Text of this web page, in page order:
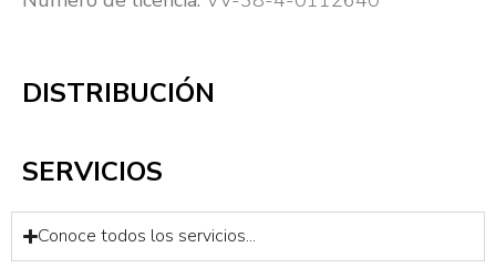
DISTRIBUCIÓN
SERVICIOS
Conoce todos los servicios...